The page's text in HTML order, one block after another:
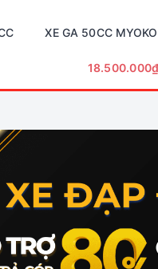
XE GA 50CC
18.500.000₫